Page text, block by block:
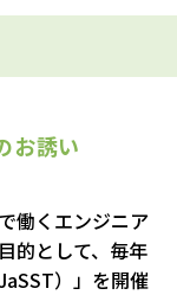
お誘い
働くエンジニア
的として、毎年
）」を開催